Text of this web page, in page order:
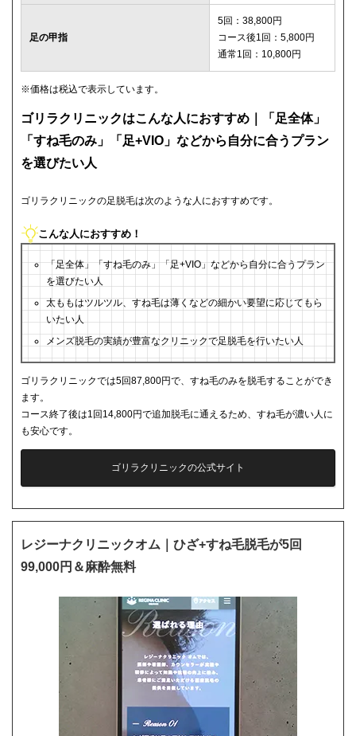
足の甲指
5回：38,800円
コース後1回：5,800円
通常1回：10,800円
※価格は税込で表示しています。
ゴリラクリニックはこんな人におすすめ｜「足全体」
「すね毛のみ」「足+VIO」などから自分に合うプラン
を選びたい人
ゴリラクリニックの足脱毛は次のような人におすすめです。
こんな人におすすめ！
「足全体」「すね毛のみ」「足+VIO」などから自分に合うプラン
を選びたい人
太ももはツルツル、すね毛は薄くなどの細かい要望に応じてもら
いたい人
メンズ脱毛の実績が豊富なクリニックで足脱毛を行いたい人
ゴリラクリニックでは5回87,800円で、すね毛のみを脱毛することができ
ます。
コース終了後は1回14,800円で追加脱毛に通えるため、すね毛が濃い人に
も安心です。
ゴリラクリニックの公式サイト
レジーナクリニックオム｜ひざ+すね毛脱毛が5回
99,000円＆麻酔無料